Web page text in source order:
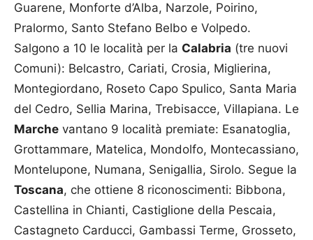
Guarene, Monforte d’Alba, Narzole, Poirino,
Pralormo, Santo Stefano Belbo e Volpedo.
Salgono a 10 le località per la Calabria (tre nuovi
Comuni): Belcastro, Cariati, Crosia, Miglierina,
Montegiordano, Roseto Capo Spulico, Santa Maria
del Cedro, Sellia Marina, Trebisacce, Villapiana. Le
Marche vantano 9 località premiate: Esanatoglia,
Grottammare, Matelica, Mondolfo, Montecassiano,
Montelupone, Numana, Senigallia, Sirolo. Segue la
Toscana, che ottiene 8 riconoscimenti: Bibbona,
Castellina in Chianti, Castiglione della Pescaia,
Castagneto Carducci, Gambassi Terme, Grosseto,